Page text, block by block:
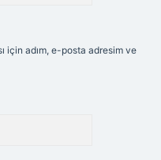
için adım, e-posta adresim ve